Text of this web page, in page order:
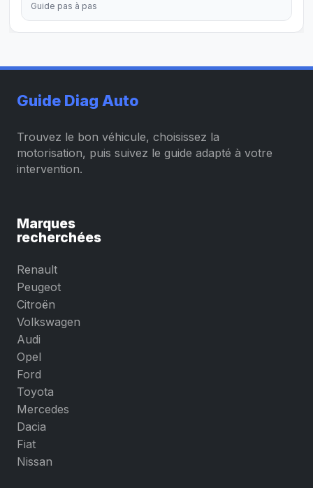
Guide pas à pas
Guide Diag Auto
Trouvez le bon véhicule, choisissez la
motorisation, puis suivez le guide adapté à votre
intervention.
Marques
recherchées
Renault
Peugeot
Citroën
Volkswagen
Audi
Opel
Ford
Toyota
Mercedes
Dacia
Fiat
Nissan